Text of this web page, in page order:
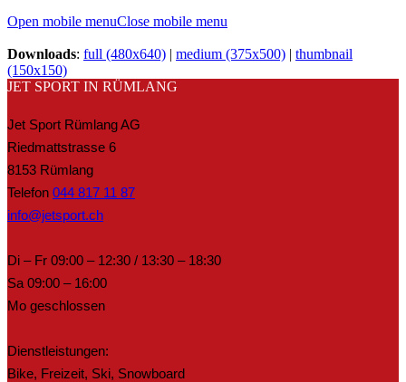
Open mobile menuClose mobile menu
Downloads: full (480x640) | medium (375x500) | thumbnail
(150x150)
JET SPORT IN RÜMLANG
Jet Sport Rümlang AG
Riedmattstrasse 6
8153 Rümlang
Telefon 044 817 11 87
info@jetsport.ch
Di – Fr 09:00 – 12:30 / 13:30 – 18:30
Sa 09:00 – 16:00
Mo geschlossen
Dienstleistungen:
Bike, Freizeit, Ski, Snowboard